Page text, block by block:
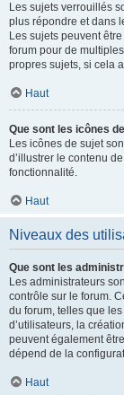
Les sujets verrouillés
plus répondre et dans
Les sujets peuvent
forum pour de
propres sujets, si cela
Haut
Que sont les icônes
Les icônes de sujet
d’illustrer le contenu
fonctionnalité.
Haut
Niveaux des
Que sont les
Les administrateurs
contrôle sur le forum.
du forum, telles que
d’utilisateurs, la
peuvent également
dépend de la
Haut